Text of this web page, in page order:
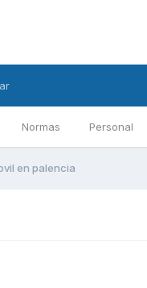
Normas Personal
en palencia